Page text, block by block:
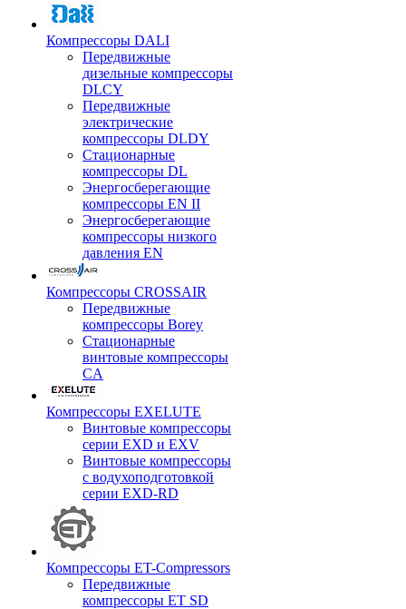
Компрессоры DALI
Передвижные
дизельные компрессоры
DLCY
Передвижные
электрические
компрессоры DLDY
Стационарные
компрессоры DL
Энергосберегающие
компрессоры EN II
Энергосберегающие
компрессоры низкого
давления EN
Компрессоры CROSSAIR
Передвижные
компрессоры Borey
Стационарные
винтовые компрессоры
CA
Компрессоры EXELUTE
Винтовые компрессоры
серии EXD и EXV
Винтовые компрессоры
с водухоподготовкой
серии EXD-RD
Компрессоры ET-Compressors
Передвижные
компрессоры ET SD